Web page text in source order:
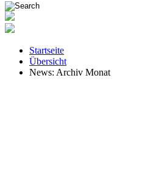
Startseite
Übersicht
News: Archiv Monat